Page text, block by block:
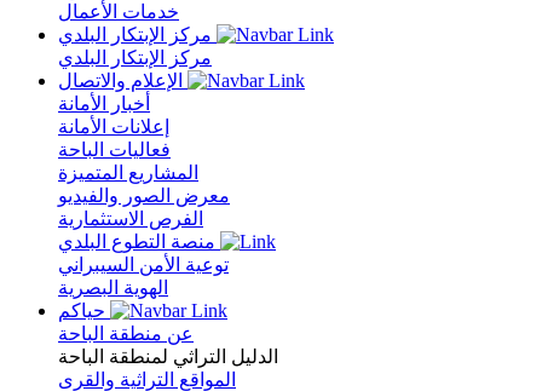
خدمات الأعمال
مركز الإبتكار البلدي
أخبار الأمانة
إعلانات الأمانة
فعاليات الباحة
المشاريع المتميزة
معرض الصور والفيديو
الفرص الاستثمارية
منصة التطوع البلدي
توعية الأمن السيبراني
الهوية البصرية
عن منطقة الباحة
الدليل التراثي لمنطقة الباحة
المواقع التراثية والقرى